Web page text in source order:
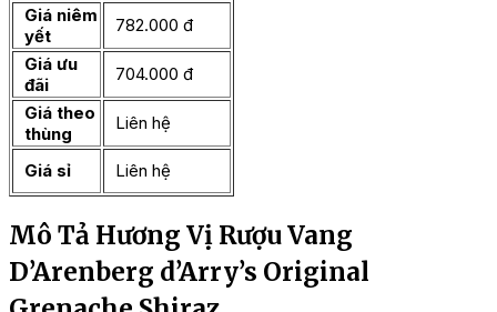
Giá niêm
yết
782.000 đ
Giá ưu
đãi
704.000 đ
Giá theo
thùng
Liên hệ
Giá sỉ Liên hệ
Mô Tả Hương Vị Rượu Vang
D’Arenberg d’Arry’s Original